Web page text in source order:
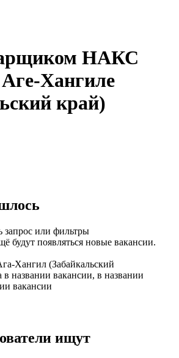
НАКС
Хангиле
край)
запрос или фильтры
будут появляться новые вакансии.
Хангил (Забайкальский
названии вакансии, в названии
вакансии
ищут